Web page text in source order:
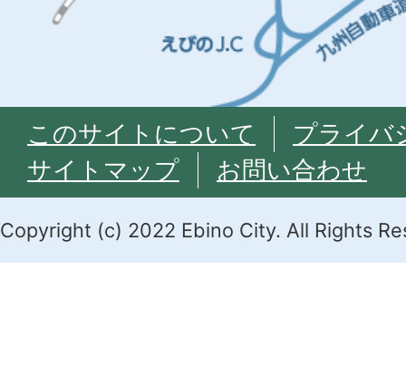
このサイトについて
プライバ
サイトマップ
お問い合わせ
Copyright (c) 2022 Ebino City. All Rights